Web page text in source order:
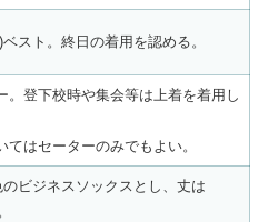
スト。終日の着用を認める。
。登下校時や集会等は上着を着用し
てはセーターのみでもよい。
ビジネスソックスとし、丈は